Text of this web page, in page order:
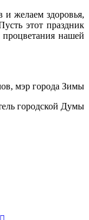
и желаем здоровья,
этот праздник
нашей
мэр города Зимы
городской Думы